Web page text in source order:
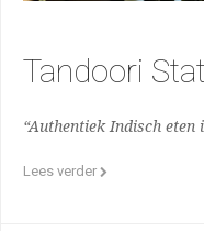
Tandoori
“Authentiek Indisch eten
Lees verder